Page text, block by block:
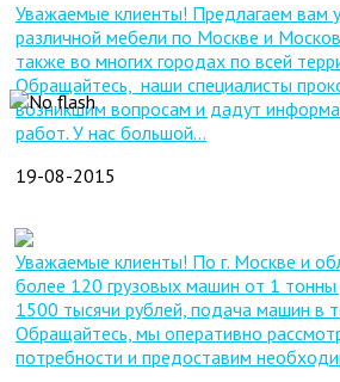
Уважаемые клиенты! Предлагаем вам
различной мебели по Москве и
также во многих городах по всей
Обращайтесь, наши специалисты
возникшим вопросам и дадут
работ. У нас большой...
19-08-2015
Уважаемые клиенты! По г. Москве и
более 120 грузовых машин от 1
1500 тысячи рублей, подача машин в
Обращайтесь, мы оперативно
потребности и предоставим